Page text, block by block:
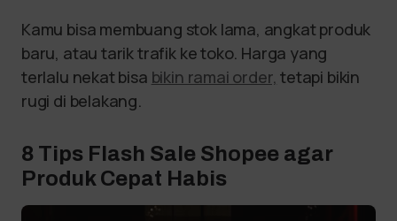
Kamu bisa membuang stok lama, angkat produk
baru, atau tarik trafik ke toko. Harga yang
terlalu nekat bisa bikin ramai order, tetapi bikin
rugi di belakang.
8 Tips Flash Sale Shopee agar
Produk Cepat Habis